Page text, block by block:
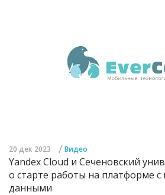
20 дек 2023 / Видео
Yandex Cloud и Сеченовский
о старте работы на платформе
данными